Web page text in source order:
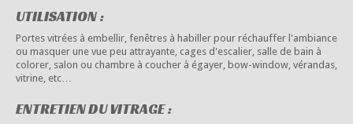
UTILISATION :
Portes vitrées à embellir, fenêtres à habiller pour réchauffer l'ambiance
ou masquer une vue peu attrayante, cages d'escalier, salle de bain à
colorer, salon ou chambre à coucher à égayer, bow-window, vérandas,
vitrine, etc…
ENTRETIEN DU VITRAGE :